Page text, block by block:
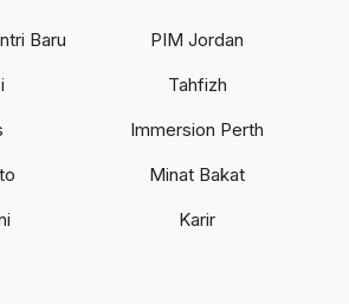
Baru
PIM Jordan
Tahfizh
Immersion Perth
Minat Bakat
Karir